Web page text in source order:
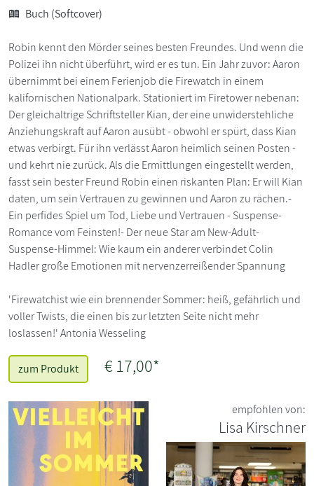
Buch (Softcover)
Robin kennt den Mörder seines besten Freundes. Und wenn die
Polizei ihn nicht überführt, wird er es tun. Ein Jahr zuvor: Aaron
übernimmt bei einem Ferienjob die Firewatch in einem
kalifornischen Nationalpark. Stationiert im Firetower nebenan:
Der gleichaltrige Schriftsteller Kian, der eine unwiderstehliche
Anziehungskraft auf Aaron ausübt - obwohl er spürt, dass Kian
etwas verbirgt. Für ihn verlässt Aaron heimlich seinen Posten -
und kehrt nie zurück. Als die Ermittlungen eingestellt werden,
fasst sein bester Freund Robin einen riskanten Plan: Er will Kian
daten, um sein Vertrauen zu gewinnen und Aaron zu rächen.-
Ein perfides Spiel um Tod, Liebe und Vertrauen - Suspense-
Romance vom Feinsten!- Der neue Star am New-Adult-
Suspense-Himmel: Wie kaum ein anderer verbindet Colin
Hadler große Emotionen mit nervenzerreißender Spannung
'Firewatchist wie ein brennender Sommer: heiß, gefährlich und
voller Twists, die einen bis zur letzten Seite nicht mehr
loslassen!' Antonia Wesseling
zum Produkt € 17,00*
empfohlen von:
Lisa Kirschner